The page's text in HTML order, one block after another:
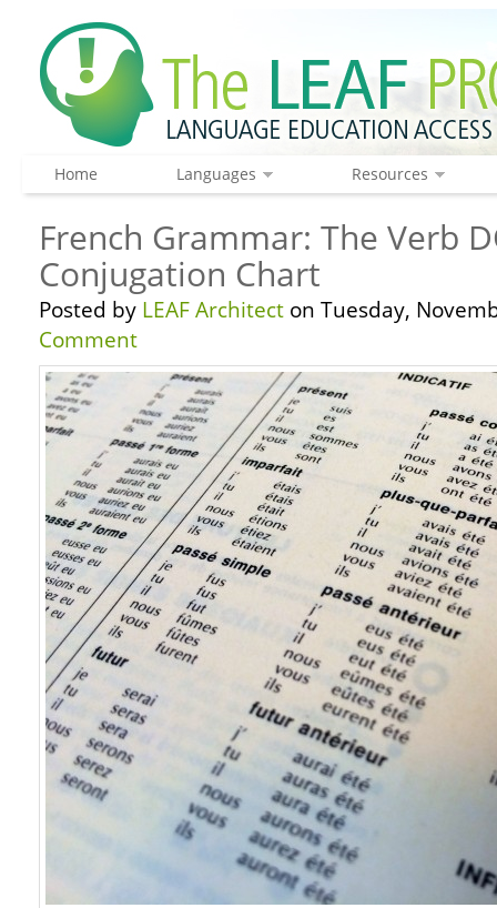
Home Languages Resources
French Grammar: The Verb
Conjugation Chart
Posted by LEAF Architect on Tuesday,
Comment